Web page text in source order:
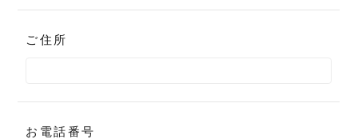
ご住所
お電話番号